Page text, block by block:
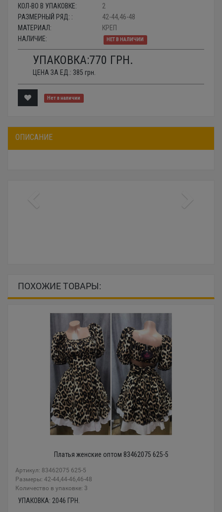
КОЛ-ВО В УПАКОВКЕ:
2
РАЗМЕРНЫЙ РЯД: :
42-44,46-48
МАТЕРИАЛ:
КРЕП
НАЛИЧИЕ:
НЕТ В НАЛИЧИИ
УПАКОВКА:770 ГРН.
ЦЕНА ЗА ЕД.: 385 грн.
Нет в наличии
ОПИСАНИЕ
ПОХОЖИЕ ТОВАРЫ:
Платья женские оптом 83462075 625-5
Артикул: 83462075 625-5
Размеры: 42-44,44-46,46-48
Количество в упаковке: 3
УПАКОВКА: 2046 ГРН.